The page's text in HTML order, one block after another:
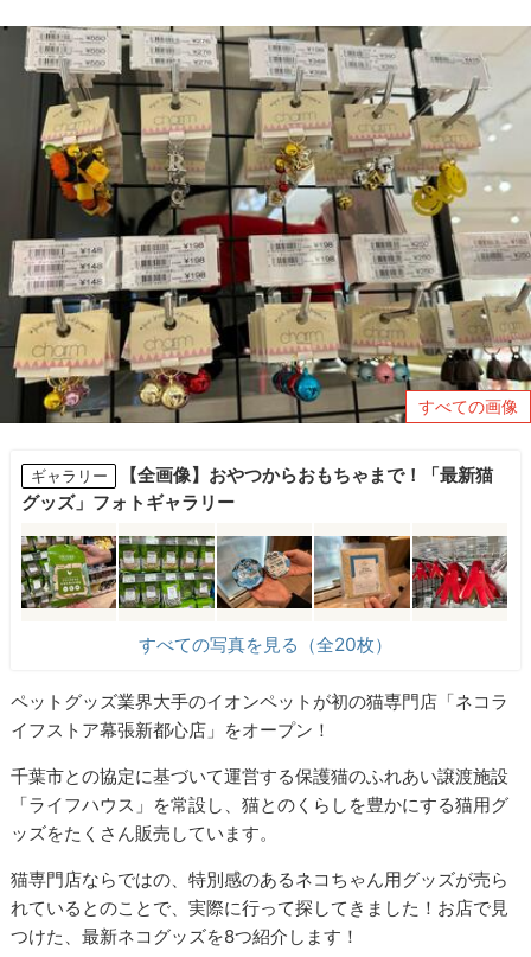
すべての画像
ギャラリー
【全画像】おやつからおもちゃまで！「最新猫
グッズ」フォトギャラリー
すべての写真を見る（全20枚）
ペットグッズ業界大手のイオンペットが初の猫専門店「ネコラ
イフストア幕張新都心店」をオープン！
千葉市との協定に基づいて運営する保護猫のふれあい譲渡施設
「ライフハウス」を常設し、猫とのくらしを豊かにする猫用グ
ッズをたくさん販売しています。
猫専門店ならではの、特別感のあるネコちゃん用グッズが売ら
れているとのことで、実際に行って探してきました！お店で見
つけた、最新ネコグッズを8つ紹介します！